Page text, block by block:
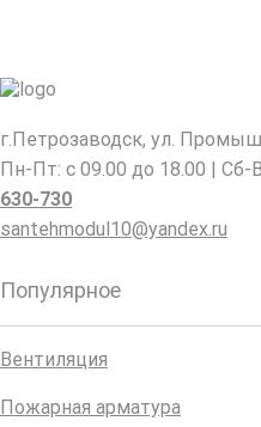
г.Петрозаводск, ул.
Пн-Пт: с 09.00 до 18.00 | Сб-
630-730
santehmodul10@yandex.ru
Популярное
Вентиляция
Пожарная арматура